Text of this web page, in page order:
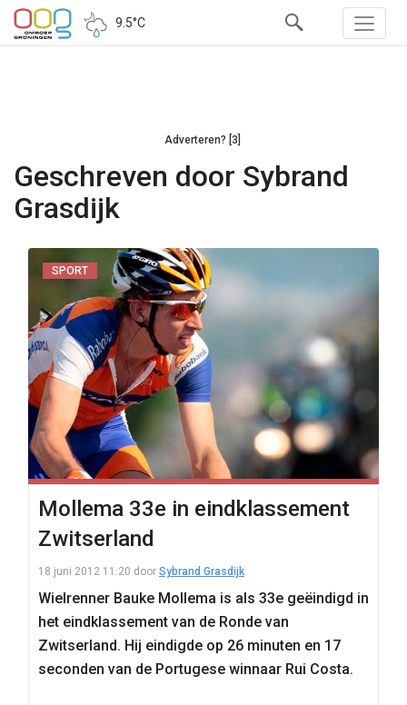
9.5°C
Adverteren? [3]
Geschreven door Sybrand
Grasdijk
SPORT
Mollema 33e in eindklassement
Zwitserland
18 juni 2012 11:20 door Sybrand Grasdijk
Wielrenner Bauke Mollema is als 33e geëindigd in
het eindklassement van de Ronde van
Zwitserland. Hij eindigde op 26 minuten en 17
seconden van de Portugese winnaar Rui Costa.